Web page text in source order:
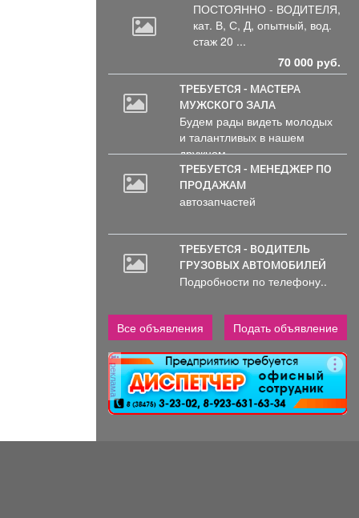
ПОСТОЯННО - ВОДИТЕЛЯ,
кат. В, С, Д, опытный, вод.
стаж 20 ...
70 000 руб.
ТРЕБУЕТСЯ - МАСТЕРА
МУЖСКОГО ЗАЛА
Будем рады видеть молодых
и талантливых в нашем
дружном...
ТРЕБУЕТСЯ - МЕНЕДЖЕР ПО
ПРОДАЖАМ
автозапчастей
ТРЕБУЕТСЯ - ВОДИТЕЛЬ
ГРУЗОВЫХ АВТОМОБИЛЕЙ
Подробности по телефону..
Все объявления Подать объявление
реклама